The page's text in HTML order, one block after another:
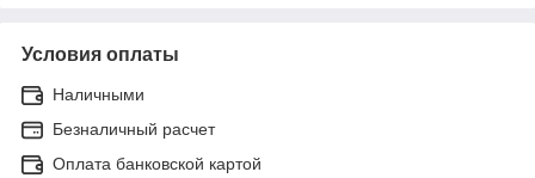
Условия оплаты
Наличными
Безналичный расчет
Оплата банковской картой